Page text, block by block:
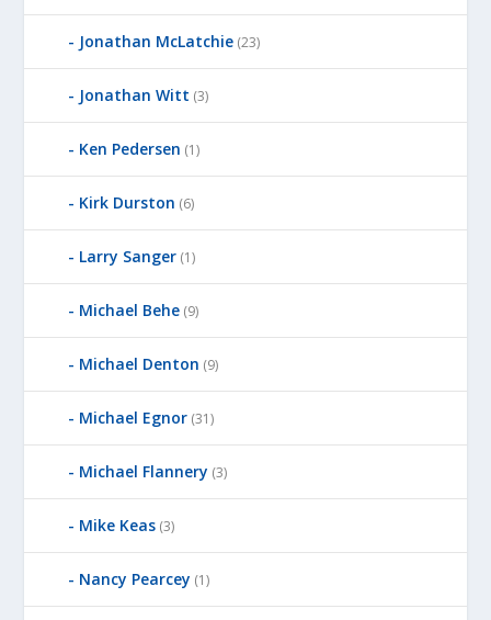
Jonathan McLatchie (23)
Jonathan Witt (3)
Ken Pedersen (1)
Kirk Durston (6)
Larry Sanger (1)
Michael Behe (9)
Michael Denton (9)
Michael Egnor (31)
Michael Flannery (3)
Mike Keas (3)
Nancy Pearcey (1)